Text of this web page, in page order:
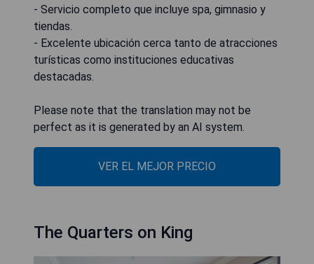
- Servicio completo que incluye spa, gimnasio y
tiendas.
- Excelente ubicación cerca tanto de atracciones
turísticas como instituciones educativas
destacadas.
Please note that the translation may not be
perfect as it is generated by an AI system.
VER EL MEJOR PRECIO
The Quarters on King